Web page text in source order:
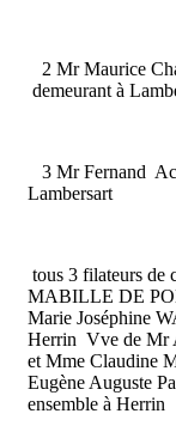
2 Mr Maurice
demeurant à
3 Mr Fernand
Lambersart
tous 3 filateurs de
MABILLE DE
Marie Joséphine
Herrin Vve de Mr
et Mme Claudine
Eugène Auguste
ensemble à Herrin